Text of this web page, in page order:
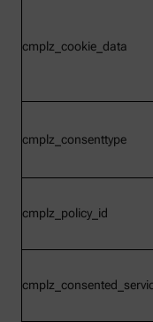
cmplz_cookie_data
cmplz_consenttype
cmplz_policy_id